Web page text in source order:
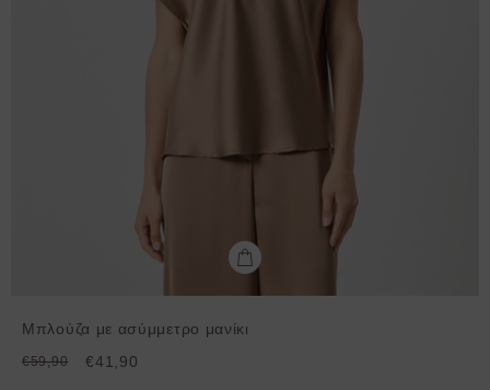
Μπλούζα με ασύμμετρο μανίκι
€59,90 €41,90